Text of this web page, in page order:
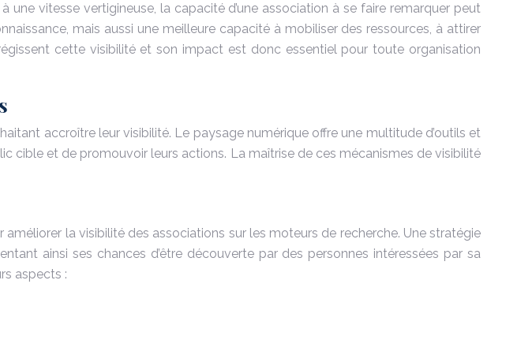
vitesse vertigineuse, la capacité d’une association à se faire remarquer peut
mais aussi une meilleure capacité à mobiliser des ressources, à attirer
cette visibilité et son impact est donc essentiel pour toute organisation
accroître leur visibilité. Le paysage numérique offre une multitude d’outils et
cible et de promouvoir leurs actions. La maîtrise de ces mécanismes de visibilité
améliorer la visibilité des associations sur les moteurs de recherche. Une stratégie
ainsi ses chances d’être découverte par des personnes intéressées par sa
aspects :